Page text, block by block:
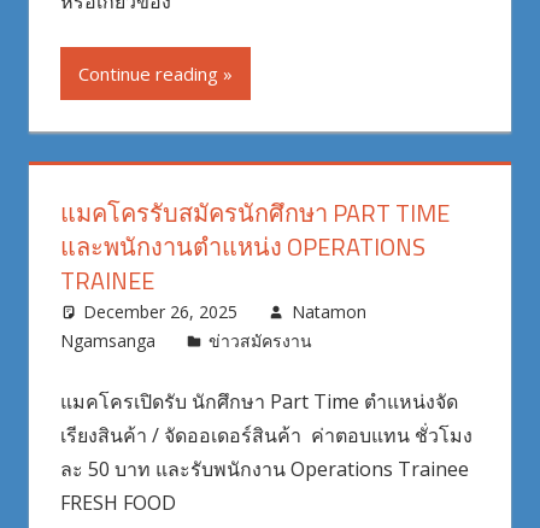
Continue reading
แมคโครรับสมัครนักศึกษา PART TIME
และพนักงานตำแหน่ง OPERATIONS
TRAINEE
December 26, 2025
Natamon
Ngamsanga
ข่าวสมัครงาน
แมคโครเปิดรับ นักศึกษา Part Time ตำแหน่งจัด
เรียงสินค้า / จัดออเดอร์สินค้า ค่าตอบแทน ชั่วโมง
ละ 50 บาท และรับพนักงาน Operations Trainee
FRESH FOOD